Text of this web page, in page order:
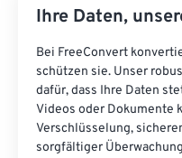
Ihre Daten,
Bei FreeConvert
schützen sie. Unser
dafür, dass Ihre Daten
Videos oder
Verschlüsselung,
sorgfältiger